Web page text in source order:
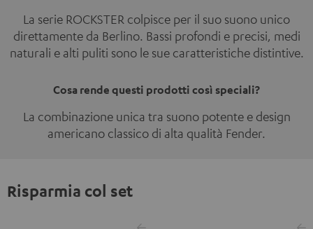
La serie ROCKSTER colpisce per il suo suono unico
direttamente da Berlino. Bassi profondi e precisi, medi
naturali e alti puliti sono le sue caratteristiche distintive.
Cosa rende questi prodotti così speciali?
La combinazione unica tra suono potente e design
americano classico di alta qualità Fender.
Risparmia col set